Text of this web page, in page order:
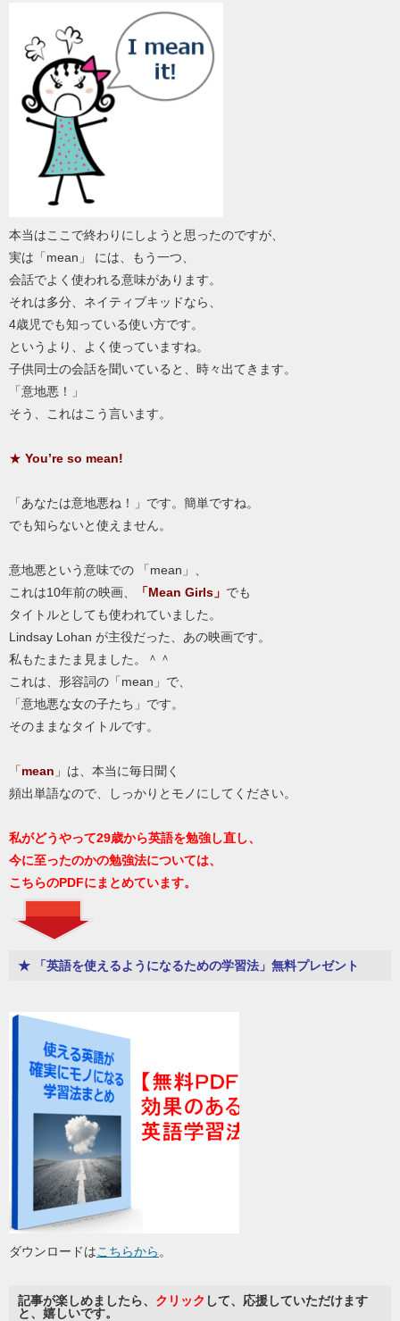
本当はここで終わりにしようと思ったのですが、
実は「mean」 には、もう一つ、
会話でよく使われる意味があります。
それは多分、ネイティブキッドなら、
4歳児でも知っている使い方です。
というより、よく使っていますね。
子供同士の会話を聞いていると、時々出てきます。
「意地悪！」
そう、これはこう言います。
★ You’re so mean!
「あなたは意地悪ね！」です。簡単ですね。
でも知らないと使えません。
意地悪という意味での 「mean」、
これは10年前の映画、
「Mean Girls」 でも
タイトルとしても使われていました。
Lindsay Lohan が主役だった、あの映画です。
私もたまたま見ました。＾＾
これは、形容詞の「mean」で、
「意地悪な女の子たち」です。
そのままなタイトルです。
「mean 」 は、本当に毎日聞く
頻出単語なので、しっかりとモノにしてください。
私がどうやって29歳から英語を勉強し直し、
今に至ったのかの勉強法については、
こちらのPDFにまとめています。
★ 「英語を使えるようになるための学習法」無料プレゼント
ダウンロードはこちらから 。
記事が楽しめましたら、 クリック して、応援していただけます
と、嬉しいです。